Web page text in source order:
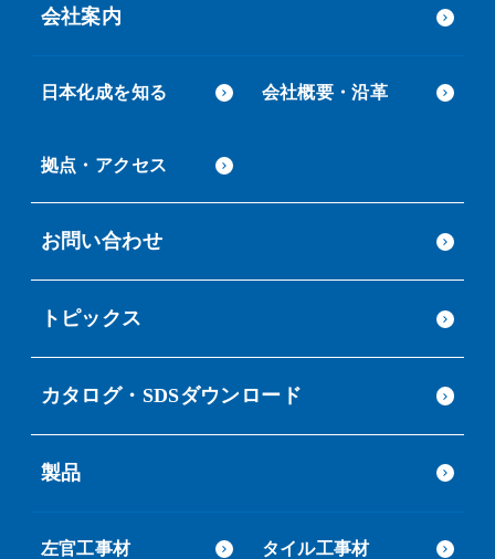
会社案内
日本化成を知る 会社概要・沿革
拠点・アクセス
お問い合わせ
トピックス
カタログ・SDSダウンロード
製品
左官工事材 タイル工事材